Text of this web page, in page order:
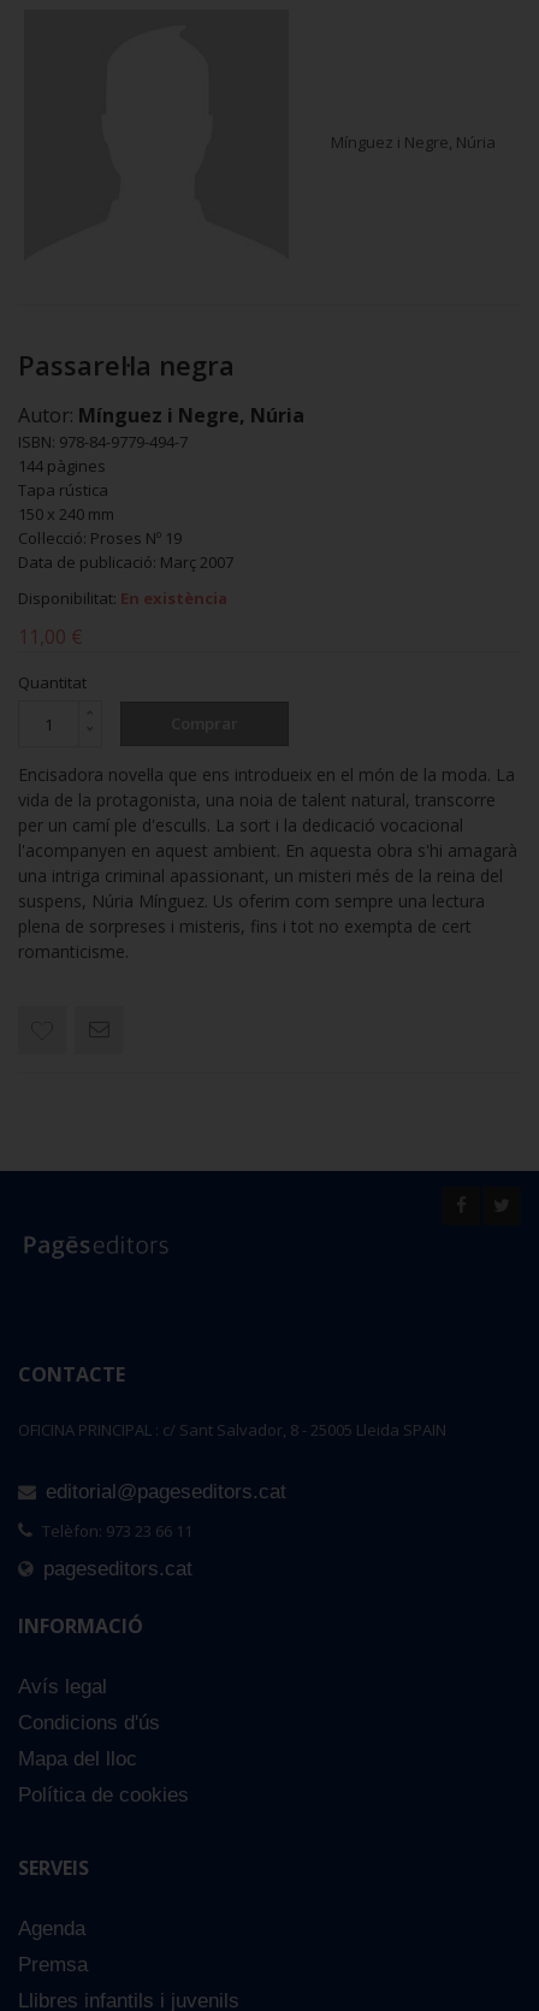
Mínguez i Negre, Núria
Passarel·la negra
Autor: Mínguez i Negre, Núria
ISBN: 978-84-9779-494-7
144 pàgines
Tapa rústica
150 x 240 mm
Col·lecció: Proses Nº 19
Data de publicació: Març 2007
Disponibilitat: En existència
11,00 €
Quantitat
Encisadora novel·la que ens introdueix en el món de la moda. La
vida de la protagonista, una noia de talent natural, transcorre
per un camí ple d'esculls. La sort i la dedicació vocacional
l'acompanyen en aquest ambient. En aquesta obra s'hi amagarà
una intriga criminal apassionant, un misteri més de la reina del
suspens, Núria Mínguez. Us oferim com sempre una lectura
plena de sorpreses i misteris, fins i tot no exempta de cert
romanticisme.
CONTACTE
OFICINA PRINCIPAL : c/ Sant Salvador, 8 - 25005 Lleida SPAIN
editorial@pageseditors.cat
Telèfon: 973 23 66 11
pageseditors.cat
INFORMACIÓ
Avís legal
Condicions d'ús
Mapa del lloc
Política de cookies
SERVEIS
Agenda
Premsa
Llibres infantils i juvenils